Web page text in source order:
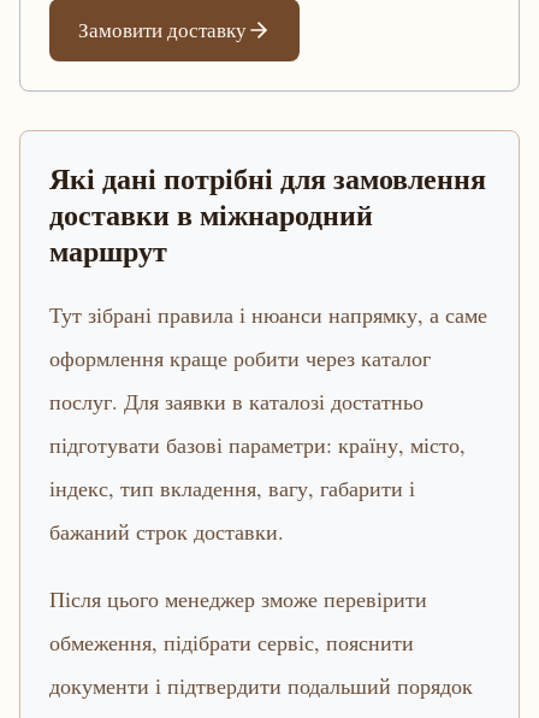
Замовити доставку
Які дані потрібні для замовлення
доставки в міжнародний
маршрут
Тут зібрані правила і нюанси напрямку, а саме
оформлення краще робити через каталог
послуг. Для заявки в каталозі достатньо
підготувати базові параметри: країну, місто,
індекс, тип вкладення, вагу, габарити і
бажаний строк доставки.
Після цього менеджер зможе перевірити
обмеження, підібрати сервіс, пояснити
документи і підтвердити подальший порядок